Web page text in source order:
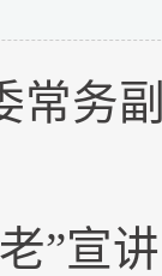
常务
”宣